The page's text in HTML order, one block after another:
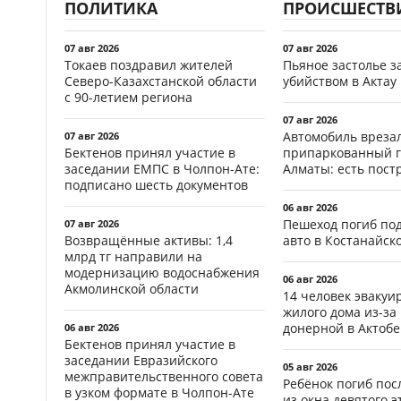
ПОЛИТИКА
07 авг 2026
Токаев поздравил жителей
Северо-Казахстанской области
с 90-летием региона
07 авг 2026
Бектенов принял участие в
заседании ЕМПС в Чолпон-Ате:
подписано шесть документов
07 авг 2026
Возвращённые активы: 1,4
млрд тг направили на
модернизацию водоснабжения
Акмолинской области
06 авг 2026
Бектенов принял участие в
заседании Евразийского
межправительственного совета
в узком формате в Чолпон-Ате
07 авг 2026
Пьяное застолье
убийством в Актау
07 авг 2026
Автомобиль
припаркованный
Алматы: есть
06 авг 2026
Пешеход погиб
авто в
06 авг 2026
14 человек
жилого дома из-
донерной в Актобе
05 авг 2026
Ребёнок погиб